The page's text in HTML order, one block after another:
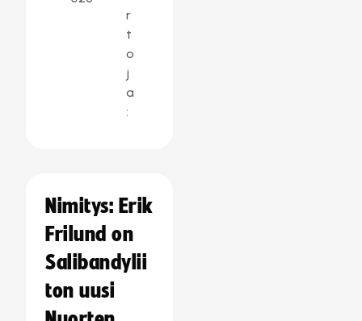
r
t
o
j
a
:
Nimitys: Erik
Frilund on
Salibandylii
ton uusi